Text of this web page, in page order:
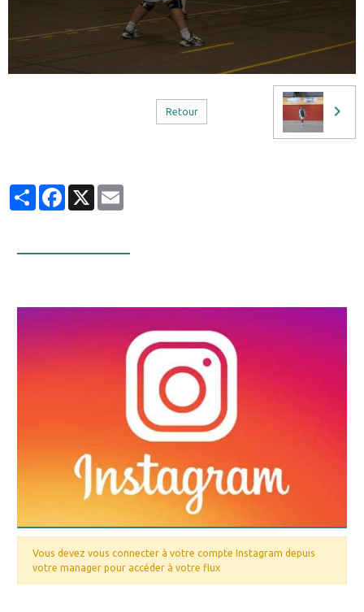
Retour
PartagerFacebook
X
Vous devez vous connecter à votre compte Instagram depuis
votre manager pour accéder à votre flux